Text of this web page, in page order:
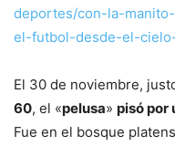
deportes/con-la-
el-futbol-desde-el-
El 30 de noviembre,
60, el «pelusa» pisó por
Fue en el bosque